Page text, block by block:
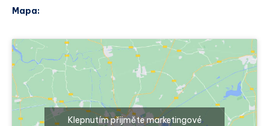
Mapa:
Klepnutím přijměte marketingové